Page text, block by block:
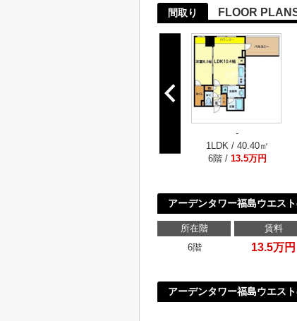
間取り FLOOR
-
1LDK / 40.40㎡
6階 / 13.5万円
アーデンタワー福島ウエス
所在階 賃料
6階
13.5万円
アーデンタワー福島ウエス